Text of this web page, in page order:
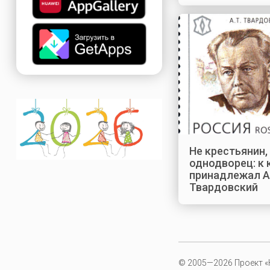
Не
однодворец: к
принадлежал
Твардовский
© 2005—2026 Проект